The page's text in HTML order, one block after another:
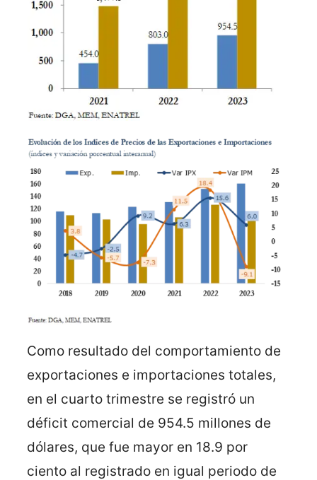
Como resultado del comportamiento de
exportaciones e importaciones totales,
en el cuarto trimestre se registró un
déficit comercial de 954.5 millones de
dólares, que fue mayor en 18.9 por
ciento al registrado en igual periodo de